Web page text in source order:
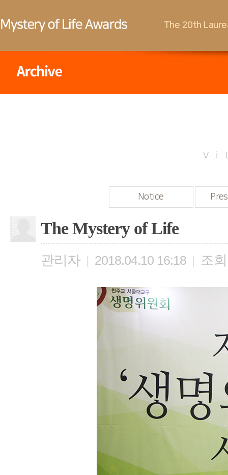
The 20th
Notice
The Mystery of Life
관리자 2018.04.10 16:18 조회